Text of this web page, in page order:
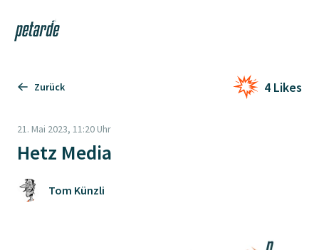
Zur Startseite
Zurück 4 Likes
21. Mai 2023, 11:20 Uhr
Hetz Media
Tom Künzli